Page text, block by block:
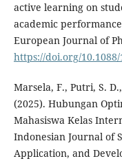
active learning on
academic
European Journal of
https://doi.org/
Marsela, F., Putri, S.
(2025). Hubungan
Mahasiswa Kelas
Indonesian Journal of
Application, and